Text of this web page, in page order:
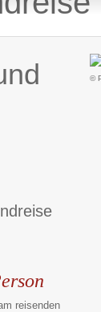
reisenden
©